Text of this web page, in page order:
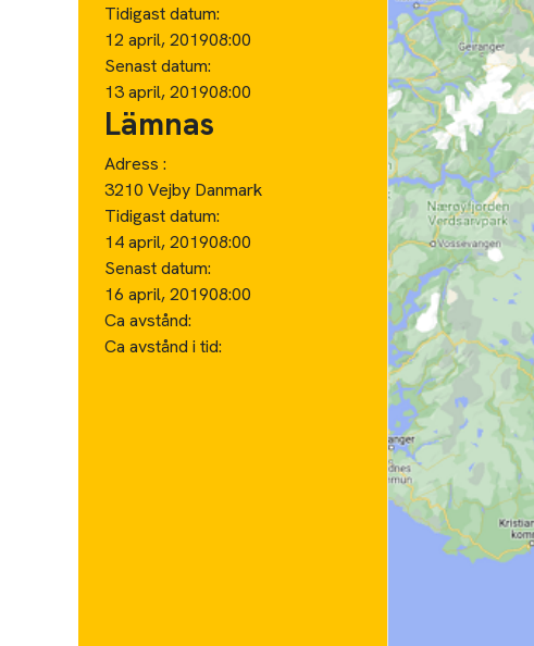
Tidigast datum:
12 april, 201908:00
Senast datum:
13 april, 201908:00
Lämnas
Adress :
3210 Vejby Danmark
Tidigast datum:
14 april, 201908:00
Senast datum:
16 april, 201908:00
Ca avstånd:
Ca avstånd i tid: